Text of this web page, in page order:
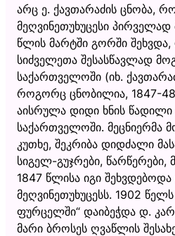
არც ე. ქავთარაძის ცნობა,
მეღვინეთუხუცესი
წლის მარტში გორში
სიძველეთა შესასწავლად
საქართველოში (იხ.
როგორც ცნობილია, 1847-
აისრულა დიდი ხნის წადილი
საქართველოში. მეცნიერმა
კუთხე, შეკრიბა დიდძალი
სიგელ-გუჯრები, წარწერები,
1847 წლისა იგი
მეღვინეთუხუცესს. 1902
ფურცელში“ დაიბეჭდა დ.
მარი ბროსეს ღვაწლის